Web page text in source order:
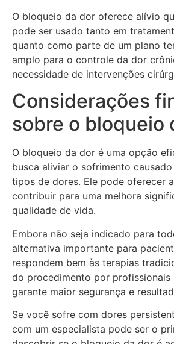
O bloqueio da dor oferece alívio
pode ser usado tanto em
quanto como parte de um plano
amplo para o controle da dor
necessidade de intervenções
Considerações
sobre o bloqueio
O bloqueio da dor é uma opção
busca aliviar o sofrimento
tipos de dores. Ele pode oferecer
contribuir para uma melhora
qualidade de vida.
Embora não seja indicado para
alternativa importante para
respondem bem às terapias
do procedimento por profissionais
garante maior segurança e
Se você sofre com dores
com um especialista pode ser o